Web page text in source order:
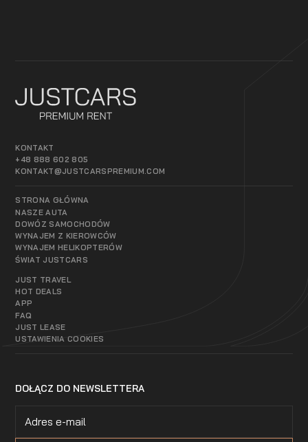
KONTAKT
+48 888 602 805
KONTAKT@JUSTCARSPREMIUM.COM
STRONA GŁÓWNA
NASZE AUTA
DOWÓZ SAMOCHODÓW
WYNAJEM Z KIEROWCÓW
WYNAJEM HELIKOPTERÓW
ŚWIAT JUSTCARS
JUST TRAVEL
HOT DEALS
APP
FAQ
JUST LEASE
USTAWIENIA COOKIES
DOŁĄCZ DO NEWSLETTERA